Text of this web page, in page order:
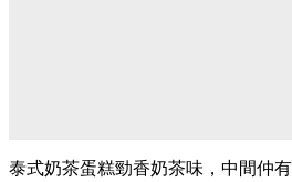
泰式奶茶蛋糕勁香奶茶味，中間仲有